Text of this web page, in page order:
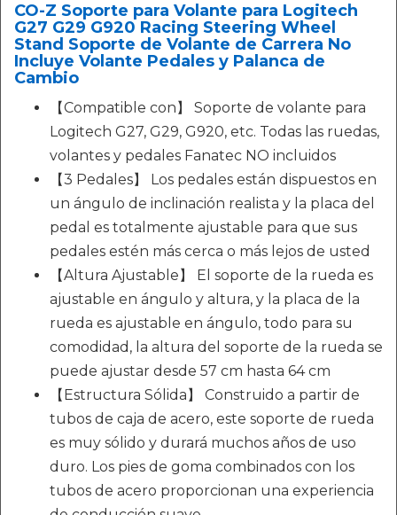
CO-Z Soporte para Volante para Logitech
G27 G29 G920 Racing Steering Wheel
Stand Soporte de Volante de Carrera No
Incluye Volante Pedales y Palanca de
Cambio
【Compatible con】 Soporte de volante para
Logitech G27, G29, G920, etc. Todas las ruedas,
volantes y pedales Fanatec NO incluidos
【3 Pedales】 Los pedales están dispuestos en
un ángulo de inclinación realista y la placa del
pedal es totalmente ajustable para que sus
pedales estén más cerca o más lejos de usted
【Altura Ajustable】 El soporte de la rueda es
ajustable en ángulo y altura, y la placa de la
rueda es ajustable en ángulo, todo para su
comodidad, la altura del soporte de la rueda se
puede ajustar desde 57 cm hasta 64 cm
【Estructura Sólida】 Construido a partir de
tubos de caja de acero, este soporte de rueda
es muy sólido y durará muchos años de uso
duro. Los pies de goma combinados con los
tubos de acero proporcionan una experiencia